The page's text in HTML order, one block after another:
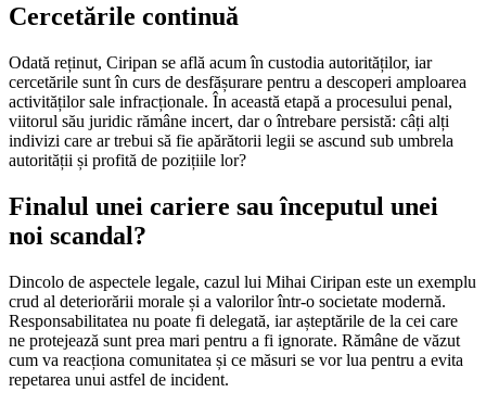
Cercetările continuă
Odată reținut, Ciripan se află acum în custodia autorităților, iar
cercetările sunt în curs de desfășurare pentru a descoperi amploarea
activităților sale infracționale. În această etapă a procesului penal,
viitorul său juridic rămâne incert, dar o întrebare persistă: câți alți
indivizi care ar trebui să fie apărătorii legii se ascund sub umbrela
autorității și profită de pozițiile lor?
Finalul unei cariere sau începutul unei
noi scandal?
Dincolo de aspectele legale, cazul lui Mihai Ciripan este un exemplu
crud al deteriorării morale și a valorilor într-o societate modernă.
Responsabilitatea nu poate fi delegată, iar așteptările de la cei care
ne protejează sunt prea mari pentru a fi ignorate. Rămâne de văzut
cum va reacționa comunitatea și ce măsuri se vor lua pentru a evita
repetarea unui astfel de incident.